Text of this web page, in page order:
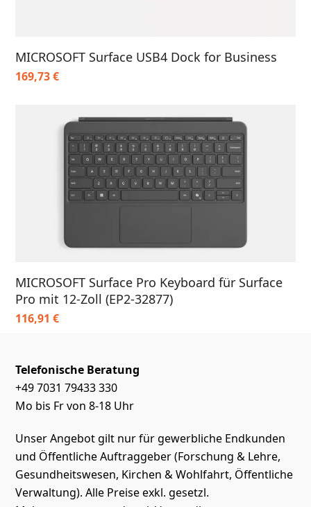
MICROSOFT Surface USB4 Dock for Business
169,73€
MICROSOFT Surface Pro Keyboard für Surface
Pro mit 12-Zoll (EP2-32877)
116,91€
Telefonische Beratung
+49 7031 79433 330
Mo bis Fr von 8-18 Uhr
Unser Angebot gilt nur für gewerbliche Endkunden
und Öffentliche Auftraggeber (Forschung & Lehre,
Gesundheitswesen, Kirchen & Wohlfahrt, Öffentliche
Verwaltung). Alle Preise exkl. gesetzl.